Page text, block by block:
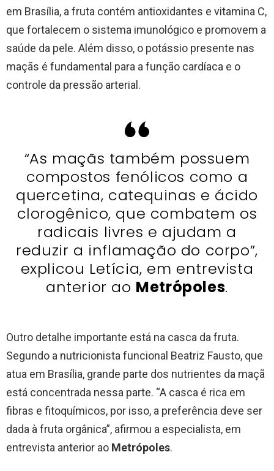
em Brasília, a fruta contém antioxidantes e vitamina C,
que fortalecem o sistema imunológico e promovem a
saúde da pele. Além disso, o potássio presente nas
maçãs é fundamental para a função cardíaca e o
controle da pressão arterial.
“As maçãs também possuem
compostos fenólicos como a
quercetina, catequinas e ácido
clorogênico, que combatem os
radicais livres e ajudam a
reduzir a inflamação do corpo”,
explicou Letícia, em entrevista
anterior ao Metrópoles.
Outro detalhe importante está na casca da fruta.
Segundo a nutricionista funcional Beatriz Fausto, que
atua em Brasília, grande parte dos nutrientes da maçã
está concentrada nessa parte. “A casca é rica em
fibras e fitoquímicos, por isso, a preferência deve ser
dada à fruta orgânica”, afirmou a especialista, em
entrevista anterior ao Metrópoles.